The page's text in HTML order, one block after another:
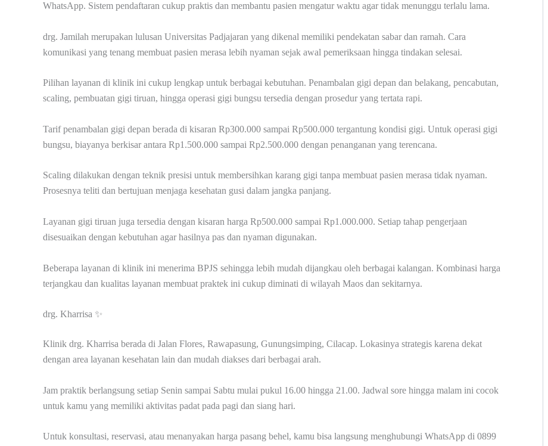
WhatsApp. Sistem pendaftaran cukup praktis dan membantu pasien mengatur waktu agar tidak menunggu terlalu lama.
drg. Jamilah merupakan lulusan Universitas Padjajaran yang dikenal memiliki pendekatan sabar dan ramah. Cara
komunikasi yang tenang membuat pasien merasa lebih nyaman sejak awal pemeriksaan hingga tindakan selesai.
Pilihan layanan di klinik ini cukup lengkap untuk berbagai kebutuhan. Penambalan gigi depan dan belakang, pencabutan,
scaling, pembuatan gigi tiruan, hingga operasi gigi bungsu tersedia dengan prosedur yang tertata rapi.
Tarif penambalan gigi depan berada di kisaran Rp300.000 sampai Rp500.000 tergantung kondisi gigi. Untuk operasi gigi
bungsu, biayanya berkisar antara Rp1.500.000 sampai Rp2.500.000 dengan penanganan yang terencana.
Scaling dilakukan dengan teknik presisi untuk membersihkan karang gigi tanpa membuat pasien merasa tidak nyaman.
Prosesnya teliti dan bertujuan menjaga kesehatan gusi dalam jangka panjang.
Layanan gigi tiruan juga tersedia dengan kisaran harga Rp500.000 sampai Rp1.000.000. Setiap tahap pengerjaan
disesuaikan dengan kebutuhan agar hasilnya pas dan nyaman digunakan.
Beberapa layanan di klinik ini menerima BPJS sehingga lebih mudah dijangkau oleh berbagai kalangan. Kombinasi harga
terjangkau dan kualitas layanan membuat praktek ini cukup diminati di wilayah Maos dan sekitarnya.
drg. Kharrisa ✨
Klinik drg. Kharrisa berada di Jalan Flores, Rawapasung, Gunungsimping, Cilacap. Lokasinya strategis karena dekat
dengan area layanan kesehatan lain dan mudah diakses dari berbagai arah.
Jam praktik berlangsung setiap Senin sampai Sabtu mulai pukul 16.00 hingga 21.00. Jadwal sore hingga malam ini cocok
untuk kamu yang memiliki aktivitas padat pada pagi dan siang hari.
Untuk konsultasi, reservasi, atau menanyakan harga pasang behel, kamu bisa langsung menghubungi WhatsApp di 0899